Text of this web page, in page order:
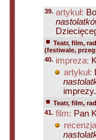
39. artykuł:
Teatr, film,
(festiwale,
40. impreza:
artykuł:
Teatr, film,
41. film: Pan